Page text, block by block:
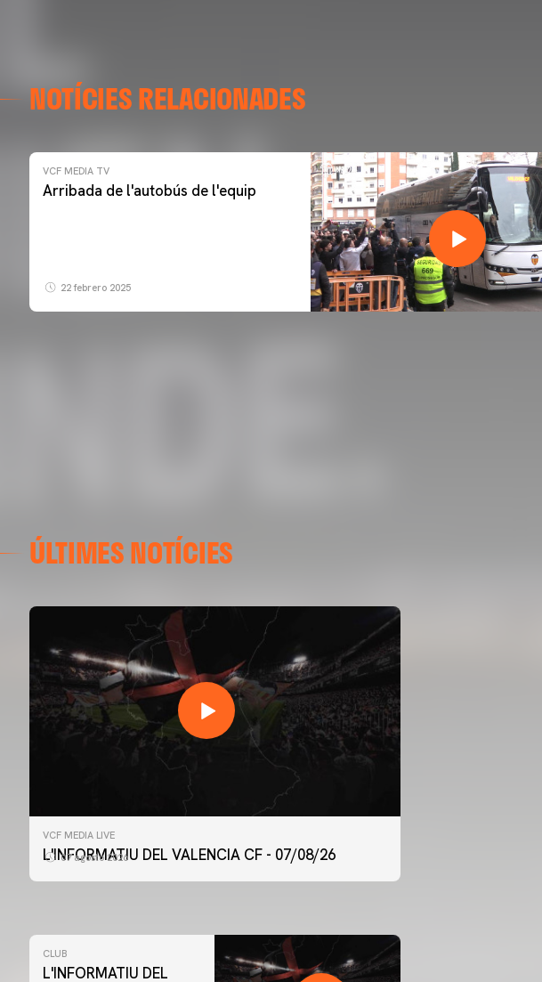
NOTÍCIES RELACIONADES
VCF MEDIA TV
Arribada de l'autobús de l'equip
22 febrero 2025
ÚLTIMES NOTÍCIES
VCF MEDIA LIVE
L'INFORMATIU DEL VALENCIA CF - 07/08/26
07 agosto 2026
CLUB
L'INFORMATIU DEL